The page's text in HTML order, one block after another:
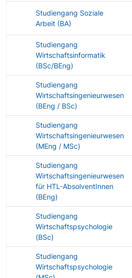
Studiengang Soziale
Arbeit (BA)
Studiengang
Wirtschaftsinformatik
(BSc/BEng)
Studiengang
Wirtschaftsingenieurwesen
(BEng / BSc)
Studiengang
Wirtschaftsingenieurwesen
(MEng / MSc)
Studiengang
Wirtschaftsingenieurwesen
für HTL-AbsolventInnen
(BEng)
Studiengang
Wirtschaftspsychologie
(BSc)
Studiengang
Wirtschaftspsychologie